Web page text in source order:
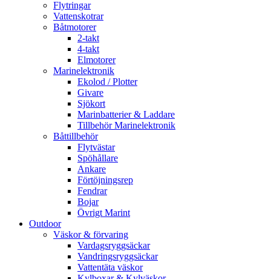
Flytringar
Vattenskotrar
Båtmotorer
2-takt
4-takt
Elmotorer
Marinelektronik
Ekolod / Plotter
Givare
Sjökort
Marinbatterier & Laddare
Tillbehör Marinelektronik
Båttillbehör
Flytvästar
Spöhållare
Ankare
Förtöjningsrep
Fendrar
Bojar
Övrigt Marint
Outdoor
Väskor & förvaring
Vardagsryggsäckar
Vandringsryggsäckar
Vattentäta väskor